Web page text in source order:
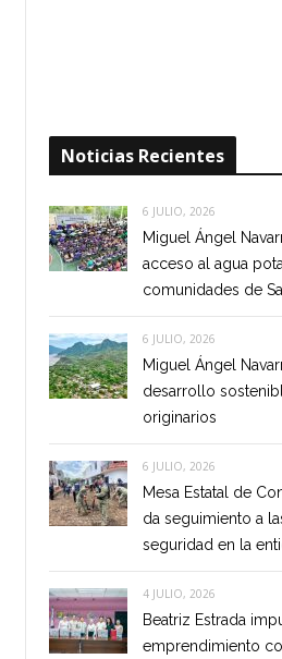
Noticias Recientes
6 JULIO, 2026
Miguel Ángel
acceso al agua
comunidades de
6 JULIO, 2026
Miguel Ángel
desarrollo
originarios
6 JULIO, 2026
Mesa Estatal de
da seguimiento a
seguridad en la
4 JULIO, 2026
Beatriz Estrada
emprendimiento